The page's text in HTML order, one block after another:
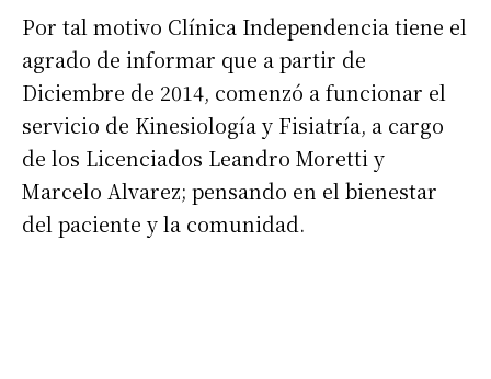
Por tal motivo Clínica Independencia tiene el
agrado de informar que a partir de
Diciembre de 2014, comenzó a funcionar el
servicio de Kinesiología y Fisiatría, a cargo
de los Licenciados Leandro Moretti y
Marcelo Alvarez; pensando en el bienestar
del paciente y la comunidad.